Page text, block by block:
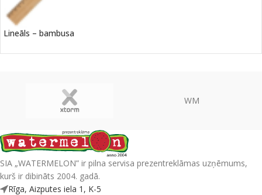
Lineāls – bambusa
WM
SIA „WATERMELON” ir pilna servisa prezentreklāmas uzņēmums,
kurš ir dibināts 2004. gadā.
Rīga, Aizputes iela 1, K-5